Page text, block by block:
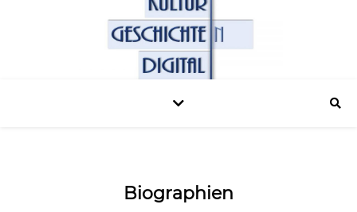
Biographien